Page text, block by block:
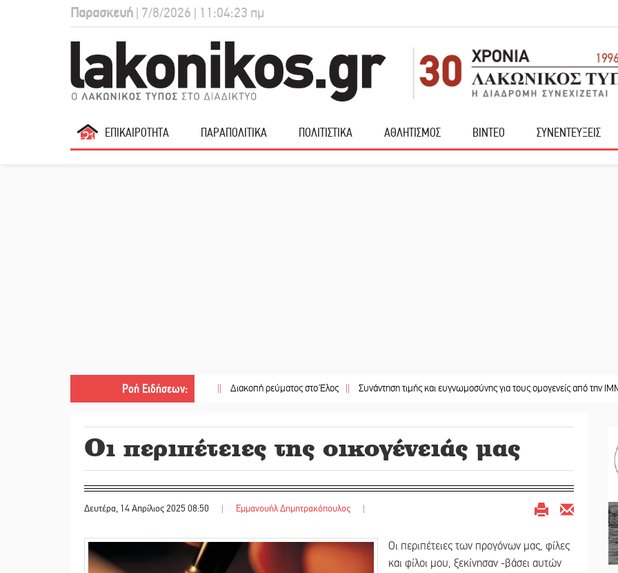
Παρασκευή | 7/8/2026 | 11:04:24 πμ
ΕΠΙΚΑΙΡΟΤΗΤΑ ΠΑΡΑΠΟΛΙΤΙΚΑ ΠΟΛΙΤΙΣΤΙΚΑ ΑΘΛΗΤΙΣΜΟΣ ΒΙΝΤΕΟ ΣΥΝΕΝΤΕΥΞΕΙΣ
Ροή Ειδήσεων:
|| Διακοπή ρεύματος στο Έλος || Συνάντηση τιμής και ευγνωμοσύνης για τους ομογενείς από την ΙΜΜΣ || Στο
Οι περιπέτειες της οικογένειάς μας
Δευτέρα, 14 Απρίλιος 2025 08:50 | Εμμανουήλ Δημητρακόπουλος |
Οι περιπέτειες των προγόνων μας, φίλες
και φίλοι μου, ξεκίνησαν -βάσει αυτών